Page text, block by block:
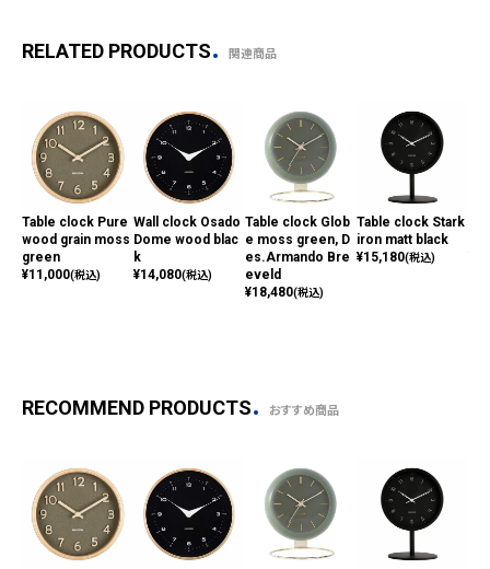
RELATED PRODUCTS 関連商品
Table clock Pure
wood grain moss
green
¥11,000(税込)
Wall clock Osado
Dome wood blac
k
¥14,080(税込)
Table clock Glob
e moss green, D
es.Armando Bre
eveld
¥18,480(税込)
Table clock Stark
iron matt black
¥15,180(税込)
RECOMMEND PRODUCTS おすすめ商品